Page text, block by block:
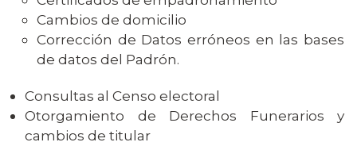
Cambios de domicilio
Corrección de Datos erróneos en las bases
de datos del Padrón.
Consultas al Censo electoral
Otorgamiento de Derechos Funerarios y
cambios de titular